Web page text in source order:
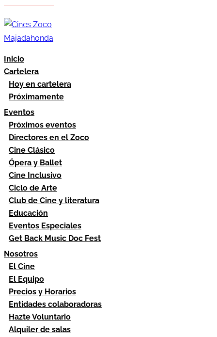
Inicio
Cartelera
Hoy en cartelera
Próximamente
Eventos
Próximos eventos
Directores en el Zoco
Cine Clásico
Ópera y Ballet
Cine Inclusivo
Ciclo de Arte
Club de Cine y literatura
Educación
Eventos Especiales
Get Back Music Doc Fest
Nosotros
El Cine
El Equipo
Precios y Horarios
Entidades colaboradoras
Hazte Voluntario
Alquiler de salas